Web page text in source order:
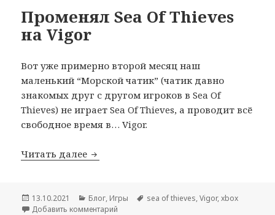
Променял Sea Of Thieves
на Vigor
Вот уже примерно второй месяц наш
маленький “Морской чатик” (чатик давно
знакомых друг с другом игроков в Sea Of
Thieves) не играет Sea Of Thieves, а проводит всё
свободное время в… Vigor.
Читать далее Променял Sea Of Thieves на Vigor
Опубликовано
13.10.2021 Рубрики
Блог, Игры Метки
sea of thieves,Vigor,xbox
Добавить комментарий